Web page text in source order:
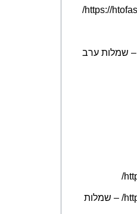
https://htofashion2.com/ – שמלות